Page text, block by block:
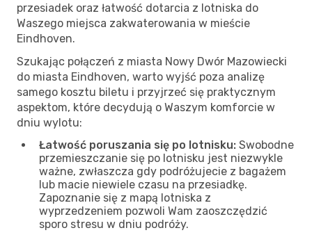
przesiadek oraz łatwość dotarcia z lotniska do
Waszego miejsca zakwaterowania w mieście
Eindhoven.
Szukając połączeń z miasta Nowy Dwór Mazowiecki
do miasta Eindhoven, warto wyjść poza analizę
samego kosztu biletu i przyjrzeć się praktycznym
aspektom, które decydują o Waszym komforcie w
dniu wylotu:
Łatwość poruszania się po lotnisku: Swobodne
przemieszczanie się po lotnisku jest niezwykle
ważne, zwłaszcza gdy podróżujecie z bagażem
lub macie niewiele czasu na przesiadkę.
Zapoznanie się z mapą lotniska z
wyprzedzeniem pozwoli Wam zaoszczędzić
sporo stresu w dniu podróży.